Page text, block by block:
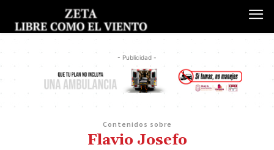
- Publicidad -
Contenidos sobre
Flavio Josefo